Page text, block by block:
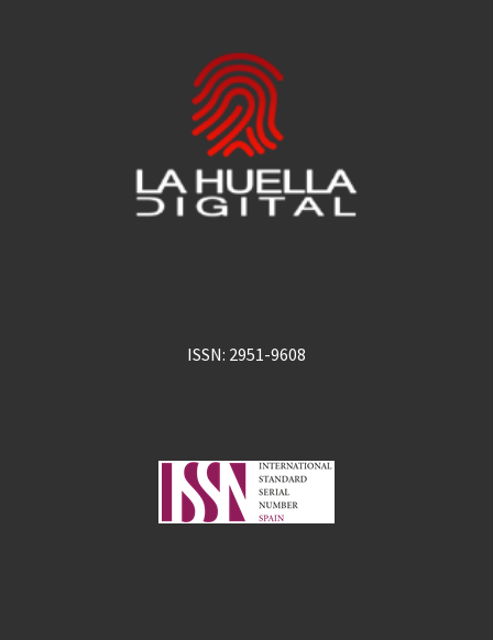
ISSN: 2951-9608